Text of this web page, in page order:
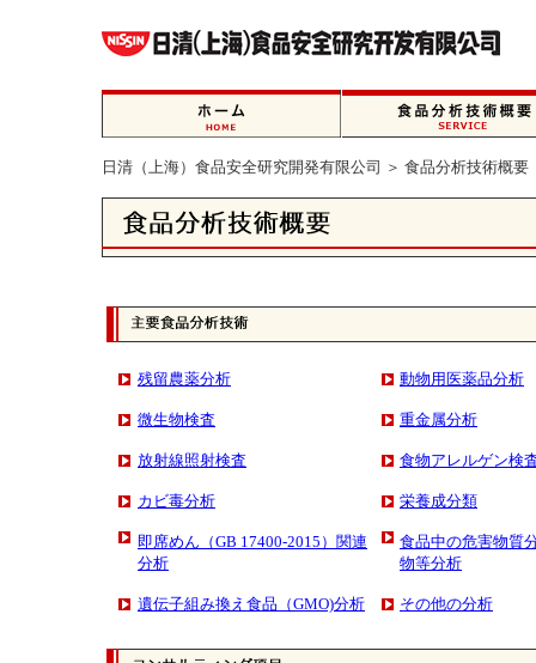
日清（上海）食品安全研究開発有限公司 ＞ 食品分析技術概要
残留農薬分析 動物用医薬品分析
微生物検査 重金属分析
放射線照射検査 食物アレルゲン検
カビ毒分析 栄養成分類
即席めん（GB 17400-2015）関連
分析
食品中の危害物質
物等分析
遺伝子組み換え食品（GMO)分析 その他の分析